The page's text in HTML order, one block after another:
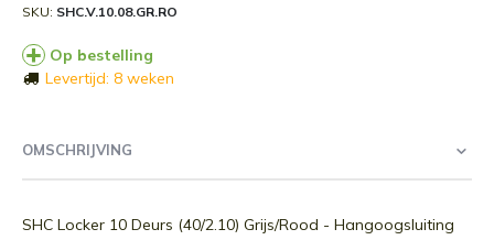
SKU SHC.V.10.08.GR.RO
Op bestelling
Levertijd: 8 weken
OMSCHRIJVING
SHC Locker 10 Deurs (40/2.10) Grijs/Rood - Hangoogsluiting